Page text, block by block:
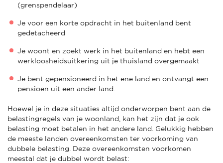
(grenspendelaar)
Je voor een korte opdracht in het buitenland bent
gedetacheerd
Je woont en zoekt werk in het buitenland en hebt een
werkloosheidsuitkering uit je thuisland overgemaakt
Je bent gepensioneerd in het ene land en ontvangt een
pensioen uit een ander land.
Hoewel je in deze situaties altijd onderworpen bent aan de
belastingregels van je woonland, kan het zijn dat je ook
belasting moet betalen in het andere land. Gelukkig hebben
de meeste landen overeenkomsten ter voorkoming van
dubbele belasting. Deze overeenkomsten voorkomen
meestal dat je dubbel wordt belast: